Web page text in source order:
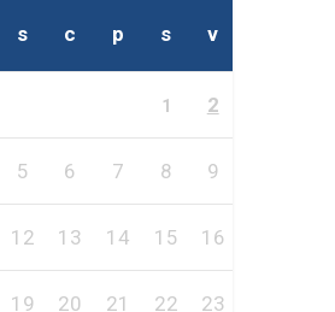
s c p s v
1 2
5 6 7 8 9
12 13 14 15 16
19 20 21 22 23